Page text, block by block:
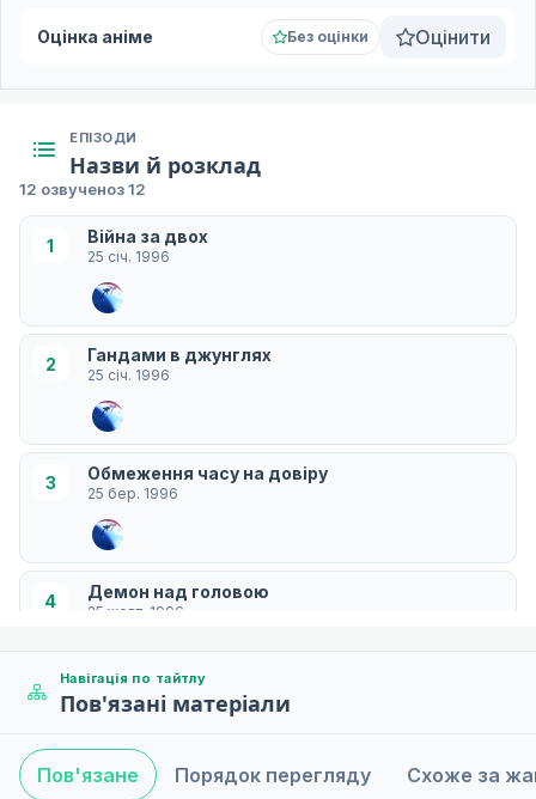
Оцінка аніме Без оцінки Оцінити
ЕПІЗОДИ
Назви й розклад
12 озвученоз 12
1 Війна за двох
25 січ. 1996
2 Гандами в джунглях
25 січ. 1996
3 Обмеження часу на довіру
25 бер. 1996
4 Демон над головою
25 жовт. 1996
Порушений наказ на очікування
Навігація по тайтлу
Пов'язані матеріали
Пов'язане Порядок перегляду Схоже за